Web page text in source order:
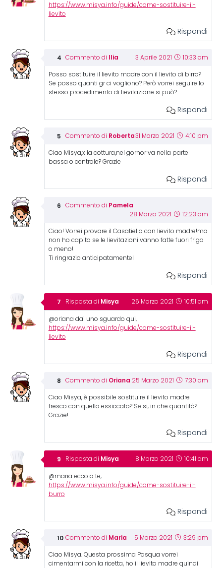
https://www.misya.info/guide/come-sostituire-il-
lievito
Rispondi
Commento di Ilia 3 Aprile 2021 10:33 am
Posso sostituire il lievito madre con il lievito di birra?
Se posso quanti gr ci vogliono? Però vorrei seguire lo
stesso procedimento di lievitazione si può?
Rispondi
Commento di Roberta31 Marzo 2021 4:10 pm
Ciao Misya,x la cottura,nel gornor va nella parte
bassa o centrale? Grazie
Rispondi
Commento di Pamela
28 Marzo 2021 12:23 am
Ciao! Vorrei provare il Casatiello con lievito madre!ma
non ho capito se le lievitazioni vanno fatte fuori frigo
o meno!
Ti ringrazio anticipatamente!
Rispondi
Risposta di Misya 26 Marzo 2021 10:51 am
@oriana dai uno sguardo qui,
https://www.misya.info/guide/come-sostituire-il-
lievito
Rispondi
Commento di Oriana 25 Marzo 2021 7:30 am
Ciao Misya, è possibile sostituire il lievito madre
fresco con quello essiccato? Se si, in che quantità?
Grazie!
Rispondi
Risposta di Misya 8 Marzo 2021 10:41 am
@maria ecco a te,
https://www.misya.info/guide/come-sostituire-il-
burro
Rispondi
Commento di Maria 5 Marzo 2021 3:29 pm
Ciao Misya. Questa prossima Pasqua vorrei
cimentarmi con la ricetta, ho il lievito madre quindi